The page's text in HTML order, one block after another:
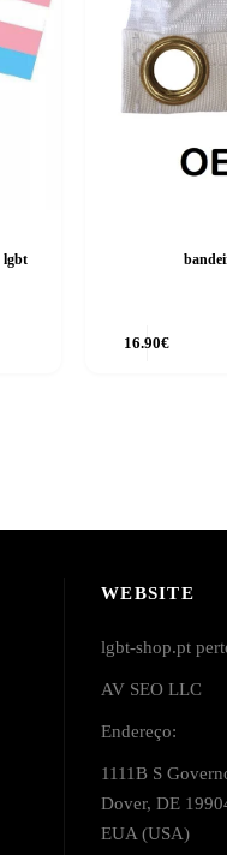
lgbt
16.90€
WEBSITE
lgbt-shop.pt
AV SEO LLC
Endereço:
1111B S
Dover, DE
EUA (USA)